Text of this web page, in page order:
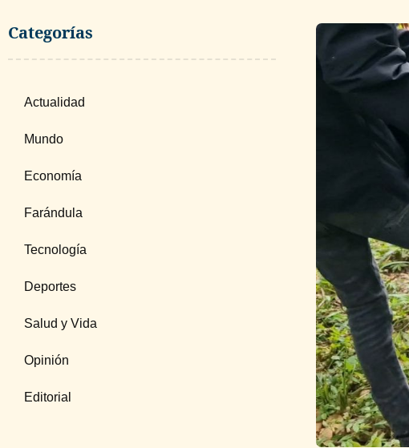
Categorías
Actualidad
Mundo
Economía
Farándula
Tecnología
Deportes
Salud y Vida
Opinión
Editorial